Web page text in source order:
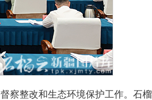
察整改和生态环境保护工作。石榴